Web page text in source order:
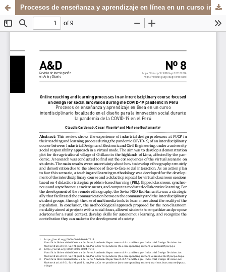
Sistema de
Bibliotecas
Departamento de
Arte y Diseño
Procesos de enseñanza y aprendizaje en línea en un curso interdisciplinario focalizado en el diseño para la innovación social durante la pandemia de la COVID-19 en el Perú